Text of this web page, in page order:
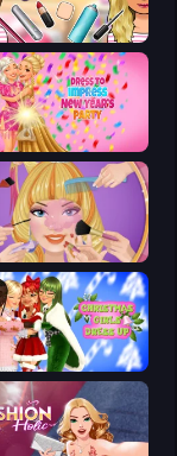
Make Up Queen R
Extreme Makeover
Up